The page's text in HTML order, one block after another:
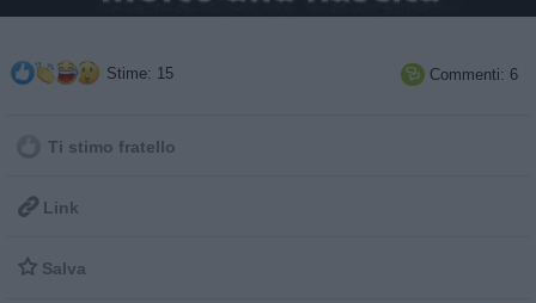
Stime: 15  Commenti: 6
Ti stimo fratello
 Link
 Salva